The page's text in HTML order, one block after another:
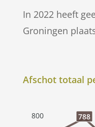
In 2022 heeft
Groningen
Afschot totaal
800 788